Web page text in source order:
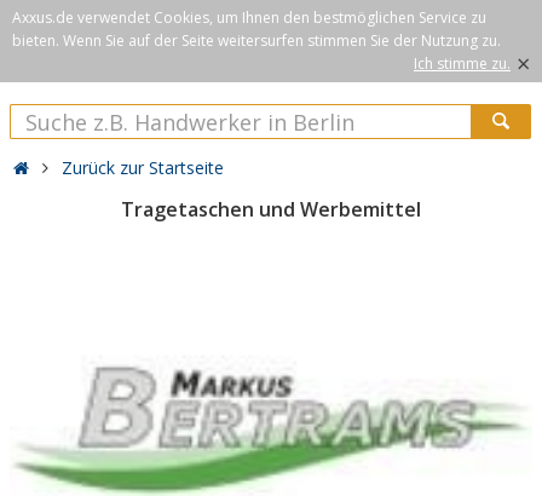
Axxus.de verwendet Cookies, um Ihnen den bestmöglichen Service zu
bieten. Wenn Sie auf der Seite weitersurfen stimmen Sie der Nutzung zu.
Ich stimme zu. ×
Zurück zur Startseite
Tragetaschen und Werbemittel